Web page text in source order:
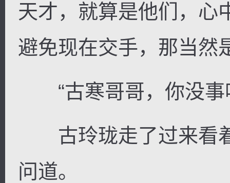
天才，就算是他们，心
避免现在交手，那当然
“古寒哥哥，你没事
古玲珑走了过来看
问道。